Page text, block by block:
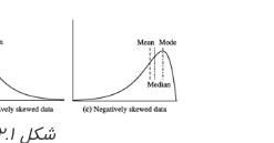
شکل ۲.۱